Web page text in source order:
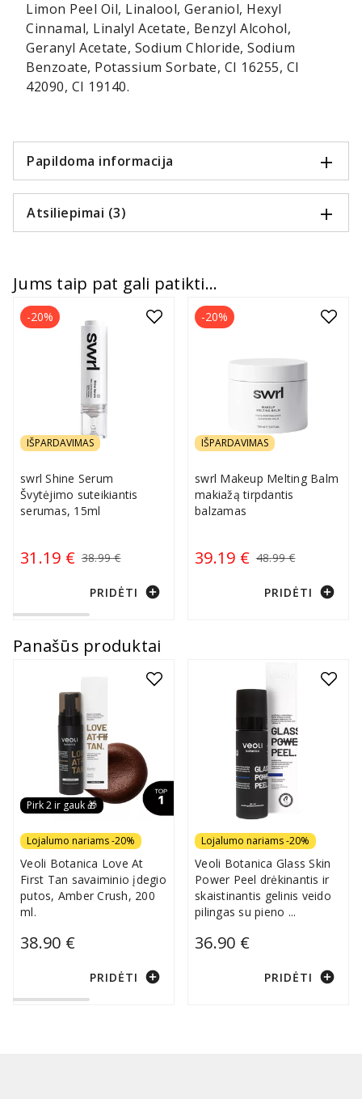
Limon Peel Oil, Linalool, Geraniol, Hexyl
Cinnamal, Linalyl Acetate, Benzyl Alcohol,
Geranyl Acetate, Sodium Chloride, Sodium
Benzoate, Potassium Sorbate, CI 16255, CI
42090, CI 19140.
Papildoma informacija
Atsiliepimai (3)
Jums taip pat gali patikti...
IŠPARDAVIMAS
swrl Shine Serum
Švytėjimo suteikiantis
serumas, 15ml
31.19 € 38.99 €
-20%
PRIDĖTI add_circle
IŠPARDAVIMAS
swrl Makeup Melting Balm
makiažą tirpdantis
balzamas
39.19 € 48.99 €
-20%
PRIDĖTI add_circle
Panašūs produktai
Pirk 2 ir gauk 🎁
Lojalumo nariams -20%
Veoli Botanica Love At
First Tan savaiminio įdegio
putos, Amber Crush, 200
ml.
38.90 €
PRIDĖTI add_circle
Lojalumo nariams -20%
Veoli Botanica Glass Skin
Power Peel drėkinantis ir
skaistinantis gelinis veido
pilingas su pieno ...
36.90 €
PRIDĖTI add_circle